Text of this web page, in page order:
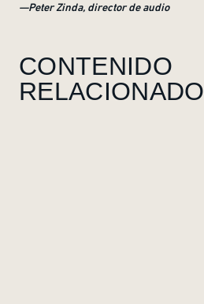
—Peter Zinda, director de audio
CONTENIDO
RELACIONADO